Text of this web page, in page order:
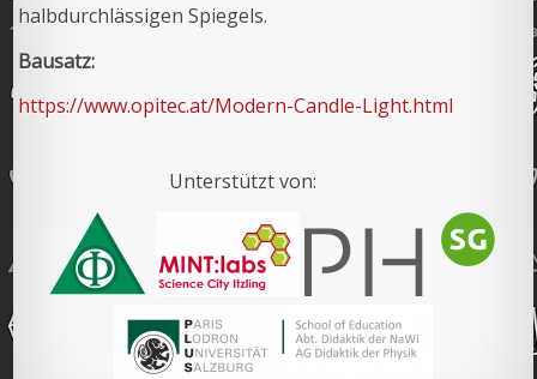
halbdurchlässigen Spiegels.
Bausatz:
https://www.opitec.at/Modern-Candle-Light.html
Unterstützt von: